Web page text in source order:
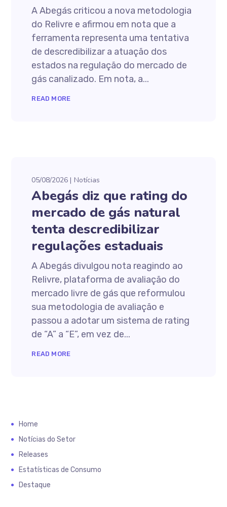
A Abegás criticou a nova metodologia
do Relivre e afirmou em nota que a
ferramenta representa uma tentativa
de descredibilizar a atuação dos
estados na regulação do mercado de
gás canalizado. Em nota, a...
READ MORE
05/08/2026 Notícias
Abegás diz que rating do
mercado de gás natural
tenta descredibilizar
regulações estaduais
A Abegás divulgou nota reagindo ao
Relivre, plataforma de avaliação do
mercado livre de gás que reformulou
sua metodologia de avaliação e
passou a adotar um sistema de rating
de “A” a “E”, em vez de...
READ MORE
Home
Notícias do Setor
Releases
Estatísticas de Consumo
Destaque